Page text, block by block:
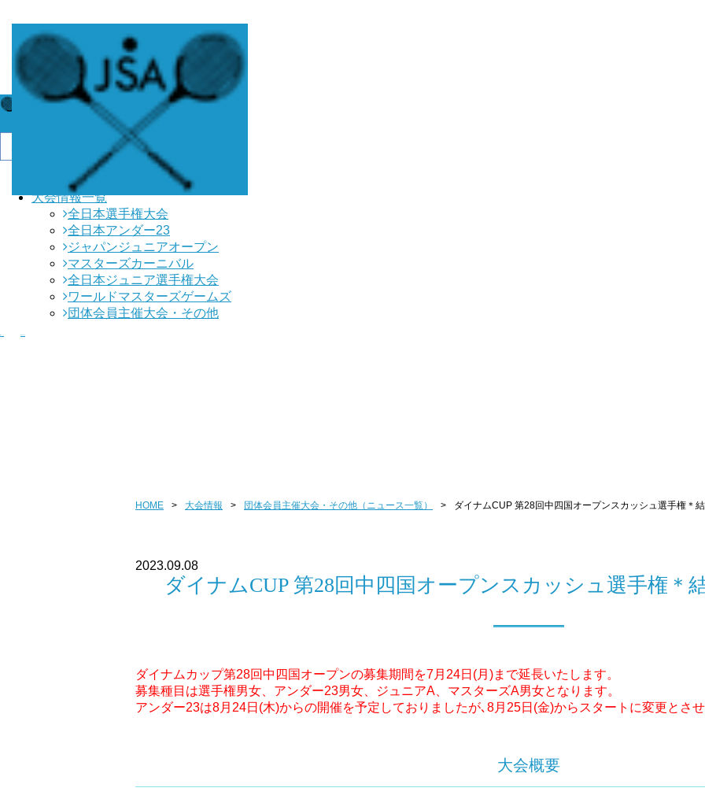
協会ページはこちら
大会情報一覧
全日本選手権大会
全日本アンダー23
ジャパンジュニアオープン
マスターズカーニバル
全日本ジュニア選手権大会
ワールドマスターズゲームズ
団体会員主催大会・その他
HOME > 大会情報 > 団体会員主催大会・その他（ニュース一覧） > ダイナムCUP 第28回中四国オープンスカッシュ選手権＊結
2023.09.08
ダイナムCUP 第28回中四国オープンスカッシュ選手権＊
ダイナムカップ第28回中四国オープンの募集期間を7月24日(月)まで延長いたします。
募集種目は選手権男女、アンダー23男女、ジュニアA、マスターズA男女となります。
アンダー23は8月24日(木)からの開催を予定しておりましたが､8月25日(金)からスタートに変更とさせ
大会概要